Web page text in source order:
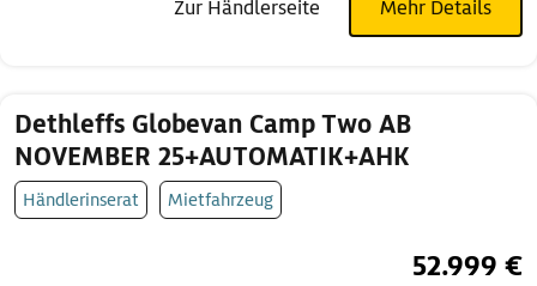
Zur Händlerseite Mehr Details
Dethleffs Globevan Camp Two AB
NOVEMBER 25+AUTOMATIK+AHK
Händlerinserat Mietfahrzeug
52.999 €